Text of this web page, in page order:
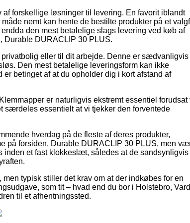
forskellige løsninger til levering. En favorit iblandt
nemt kan hente de bestilte produkter på et
den mest betalelige slags levering ved køb af
Durable DURACLIP 30 PLUS.
eller til dit arbejde. Denne er sædvanligvis
Den mest betalelige leveringsform kan ikke
betinget af at du opholder dig i kort afstand af
er naturligvis ekstremt essentiel forudsat
særdeles essentielt at vi tjekker den forventede
hverdag på de fleste af deres produkter,
på forsiden, Durable DURACLIP 30 PLUS, men
et fast klokkeslæt, således at de sandsynligvis
typisk stiller det krav om at der indkøbes for en
som tit – hvad end du bor i Holstebro,
til et afhentningssted.